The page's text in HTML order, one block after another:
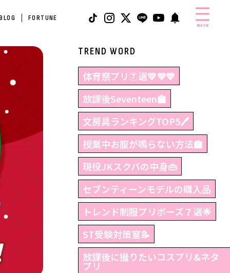
FORTUNE
menu
TREND WORD
体育祭プリ⑦選💛💜💙
放課後Seventeen🏫
文房具ランキングTOP5🖊
授業中お腹が鳴らない方法🏫
現役JKスクバの中身👜
セブンティーンモデルの購入品
トレンド制服プリポーズ７選🌟
ST受験対策室📝
放課後に撮りたいコスプリ&ネタ
プリ